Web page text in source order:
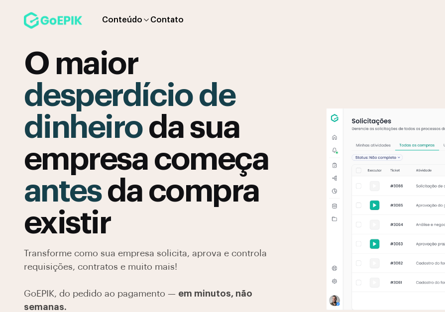
Conteúdo Contato
O maior
desperdício de
dinheiroda sua
empresa começa
antesda compra
existir
Transforme como sua empresa solicita, aprova e controla
requisições, contratos e muito mais!
GoEPIK, do pedido ao pagamento — em minutos, não
semanas.